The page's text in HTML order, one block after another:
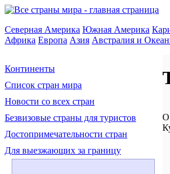
Северная Америка Южная Америка
Африка Европа Азия Австралия и
Континенты
Список стран мира
Новости со всех стран
Безвизовые страны для туристов
Достопримечательности стран
Для выезжающих за границу
О